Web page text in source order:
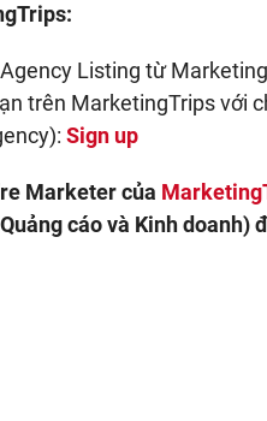
Listing từ
trên MarketingTrips với
Sign up
Marketer của
cáo và Kinh